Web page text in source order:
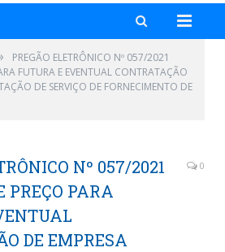
PREGÃO ELETRÔNICO Nº 057/2021
FUTURA E EVENTUAL CONTRATAÇÃO
DE SERVIÇO DE FORNECIMENTO DE
Nº 057/2021
PREÇO PARA
DE EMPRESA
0